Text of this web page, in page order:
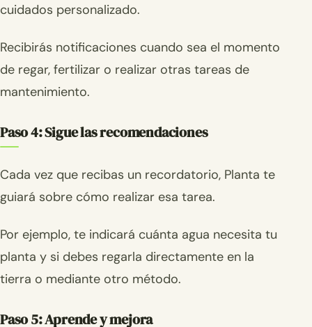
cuidados personalizado.
Recibirás notificaciones cuando sea el momento
de regar, fertilizar o realizar otras tareas de
mantenimiento.
Paso 4: Sigue las recomendaciones
Cada vez que recibas un recordatorio, Planta te
guiará sobre cómo realizar esa tarea.
Por ejemplo, te indicará cuánta agua necesita tu
planta y si debes regarla directamente en la
tierra o mediante otro método.
Paso 5: Aprende y mejora